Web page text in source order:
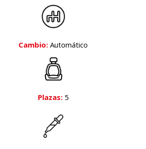
Cambio: Automático
Plazas:5